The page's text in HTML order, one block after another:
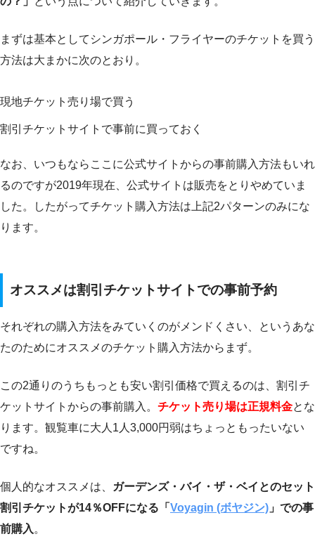
まずは基本としてシンガポール・フライヤーのチケットを買う
方法は大まかに次のとおり。
現地チケット売り場で買う
割引チケットサイトで事前に買っておく
なお、いつもならここに公式サイトからの事前購入方法もいれ
るのですが2019年現在、公式サイトは販売をとりやめていま
した。したがってチケット購入方法は上記2パターンのみにな
ります。
オススメは割引チケットサイトでの事前予約
それぞれの購入方法をみていくのがメンドくさい、というあな
たのためにオススメのチケット購入方法からまず。
この2通りのうちもっとも安い割引価格で買えるのは、割引チ
ケットサイトからの事前購入。 チケット売り場は正規料金とな
ります。観覧車に大人1人3,000円弱はちょっともったいない
ですね。
個人的なオススメは、
ガーデンズ・バイ・ザ・ベイとのセット
割引チケットが14％OFFになる「 Voyagin (ボヤジン) 」での事
前購入 。